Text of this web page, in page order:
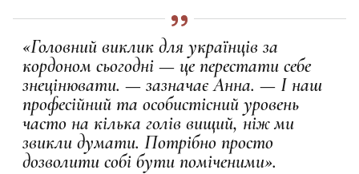
«Головний виклик для українців за
кордоном сьогодні — це перестати себе
знецінювати. — зазначає Анна. — І наш
професійний та особистісний уровень
часто на кілька голів вищий, ніж ми
звикли думати. Потрібно просто
дозволити собі бути поміченими».